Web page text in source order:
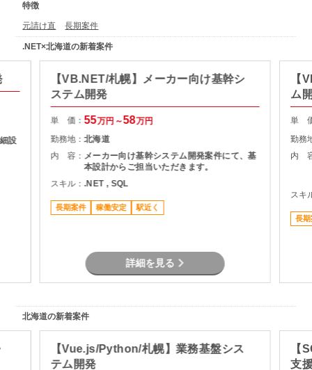
特徴
元請け直 長期案件
.NET×北海道の新着案件
設
【VB.NET/札幌】メーカー向け基幹シ
ステム開発
単 価：55万円～58万円
勤務地：北海道
内 容： メーカー向け基幹システム開発案件にて、基
本設計からご担当いただきます。
スキル： .NET , SQL
長期案件 稼働安定 駅近く
詳細を見る
【
ム
単
勤務
内
スキ
長期
北海道の新着案件
【Vue.js/Python/札幌】業務基盤シス
テム開発
【
支